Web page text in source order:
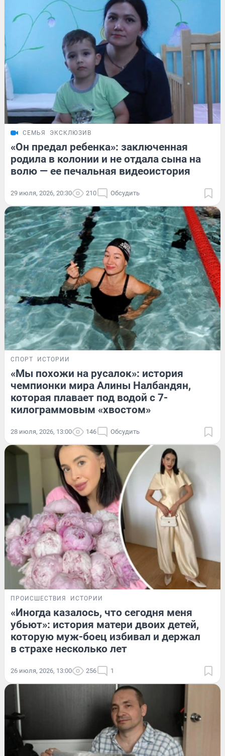
СЕМЬЯ ЭКСКЛЮЗИВ
«Он предал ребенка»: заключенная
родила в колонии и не отдала сына на
волю — ее печальная видеоистория
29 июля, 2026, 20:30 210 Обсудить
СПОРТ ИСТОРИИ
«Мы похожи на русалок»: история
чемпионки мира Алины Налбандян,
которая плавает под водой с 7-
килограммовым «хвостом»
28 июля, 2026, 13:00 146 Обсудить
ПРОИСШЕСТВИЯ ИСТОРИИ
«Иногда казалось, что сегодня меня
убьют»: история матери двоих детей,
которую муж-боец избивал и держал
в страхе несколько лет
26 июля, 2026, 13:00 256 1